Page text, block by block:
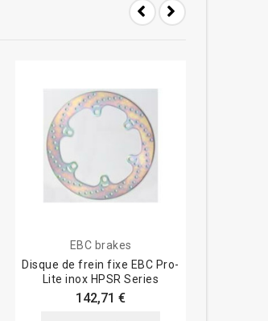
EBC brakes
Disque de frein fixe EBC Pro-
Lite inox HPSR Series
142,71 €